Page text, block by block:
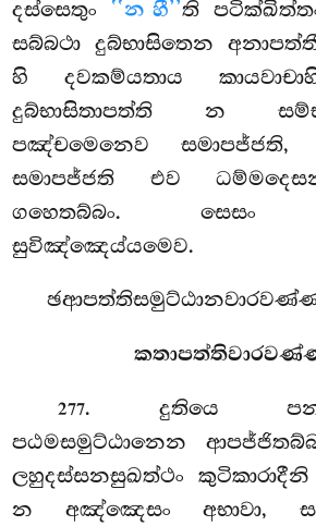
දස්සෙතුං ‘‘න හී’’ති
සබ්බථා දුබ්භාසිතෙන
හි දවකම්යතාය
දුබ්භාසිතාපත්ති න
පඤ්චමෙනෙව
සමාපජ්ජති එව
ගහෙතබ්බං. සෙසං
සුවිඤ්ඤෙය්යමෙව.
277. දුතියෙ පන
පඨමසමුට්ඨානෙන
ලහුදස්සනසුඛත්ථං
න අඤ්ඤෙසං අභාවා,